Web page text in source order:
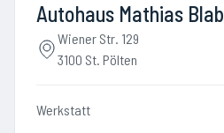
Autohaus Mathias Blab
Wiener Str. 129
3100 St. Pölten
Werkstatt